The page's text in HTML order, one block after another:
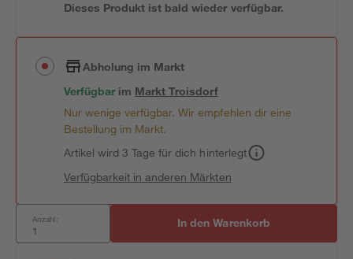
Dieses Produkt ist bald wieder verfügbar.
Abholung im Markt
Verfügbar im MarktTroisdorf
Nur wenige verfügbar. Wir empfehlen dir eine
Bestellung im Markt.
Artikel wird 3 Tage für dich hinterlegt
Verfügbarkeit in anderen Märkten
Anzahl: In den Warenkorb